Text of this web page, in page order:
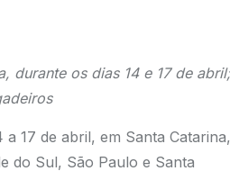
durante os dias 14 e 17 de abril;
17 de abril, em Santa Catarina,
do Sul, São Paulo e Santa